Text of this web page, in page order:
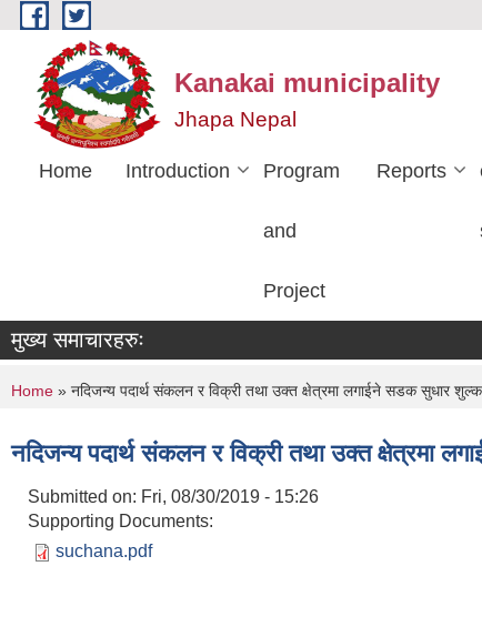
Skip to main content
Kanakai municipality
Jhapa Nepal
Home Introduction Program
and
Project
Reports
मुख्य समाचारहरुः
You are here
Home » नदिजन्य पदार्थ संकलन र विक्री तथा उक्त क्षेत्रमा लगाईने सडक सुधार
नदिजन्य पदार्थ संकलन र विक्री तथा उक्त क्षेत्रमा
Submitted on: Fri, 08/30/2019 - 15:26
Supporting Documents:
suchana.pdf